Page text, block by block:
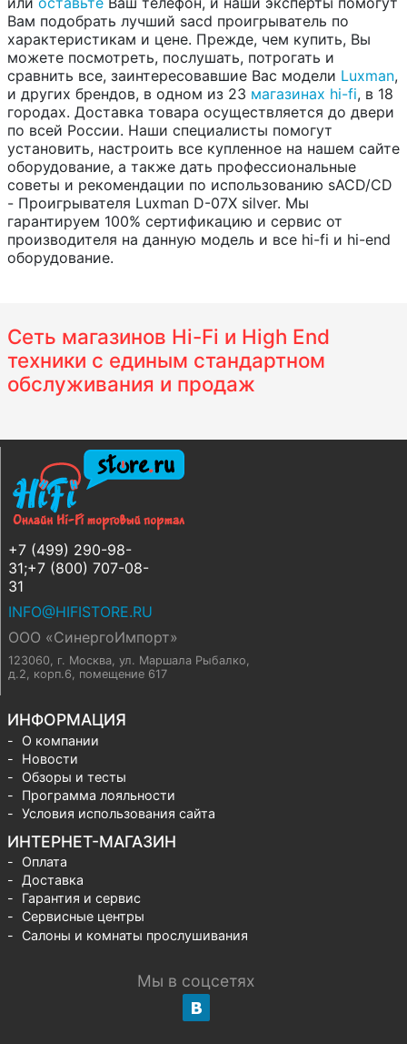
Вам подобрать лучший sacd проигрыватель по
характеристикам и цене. Прежде, чем купить, Вы
можете посмотреть, послушать, потрогать и
сравнить все, заинтересовавшие Вас модели Luxman,
и других брендов, в одном из 23 магазинах hi-fi, в 18
городах. Доставка товара осуществляется до двери
по всей России. Наши специалисты помогут
установить, настроить все купленное на нашем сайте
оборудование, а также дать профессиональные
советы и рекомендации по использованию sACD/CD
- Проигрывателя Luxman D-07X silver. Мы
гарантируем 100% сертификацию и сервис от
производителя на данную модель и все hi-fi и hi-end
оборудование.
Сеть магазинов Hi-Fi и High End
техники с единым стандартном
обслуживания и продаж
+7 (499) 290-98-
31;+7 (800) 707-08-
31
INFO@HIFISTORE.RU
ООО «СинергоИмпорт»
123060, г. Москва, ул. Маршала Рыбалко,
д.2, корп.6, помещение 617
ИНФОРМАЦИЯ
О компании
Новости
Обзоры и тесты
Программа лояльности
Условия использования сайта
ИНТЕРНЕТ-МАГАЗИН
Оплата
Доставка
Гарантия и сервис
Сервисные центры
Салоны и комнаты прослушивания
Мы в соцсетях